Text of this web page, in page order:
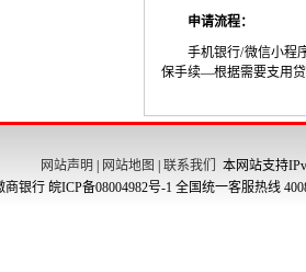
申请流程：
手机银行/微信小程
保手续—根据需要支用
网站声明 网站地图 联系我们
本网站支持
商银行 皖ICP备08004982号-1 全国统一客服热线